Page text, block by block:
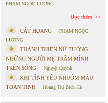
PHẠM NGỌC LƯƠNG
Đọc thêm
CÁT HOANG
PHẠM NGỌC
LƯƠNG
THÁNH THIÊN NỮ TƯỚNG -
NHỮNG NGƯỜI MẸ TRẦM MÌNH
TRÊN SÔNG
Nguyệt Quỳnh
KHI TÌNH YÊU NHUỐM MÀU
TOAN TÍNH
Hoàng Thị Bích Hà